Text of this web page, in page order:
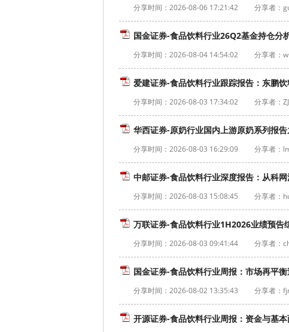
分享时间： 2026-08-06 17:21:42 分享者
国金证券-食品饮料行业26Q2基金持仓分
分享时间： 2026-08-04 14:54:02 分享者：
爱建证券-食品饮料行业跟踪报告：东鹏
分享时间： 2026-08-03 17:34:02 分享者：
华西证券-原奶行业国内上游原奶系列报
分享时间： 2026-08-03 16:29:09 分享者：
中邮证券-食品饮料行业深度报告：从科
分享时间： 2026-08-03 15:08:45 分享者：
万联证券-食品饮料行业1H2026业绩预告
分享时间： 2026-08-03 09:41:44 分享者
国金证券-食品饮料行业周报：市场再平
分享时间： 2026-08-02 13:35:43 分享者：
开源证券-食品饮料行业周报：资金与基